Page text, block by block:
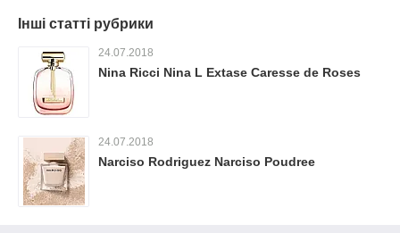
Інші статті рубрики
24.07.2018
Nina Ricci Nina L Extase Caresse de Roses
24.07.2018
Narciso Rodriguez Narciso Poudree